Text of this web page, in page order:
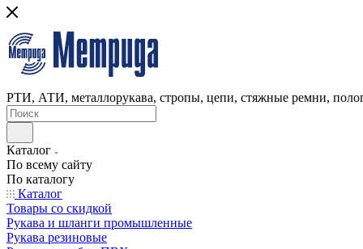
РТИ, АТИ, металлорукава, стропы, цепи, стяжные ремни,
Каталог
По всему сайту
По каталогу
Каталог
Товары со скидкой
Рукава и шланги промышленные
Рукава резиновые